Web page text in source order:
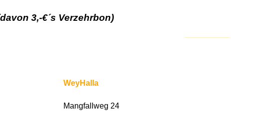
3,-€´s Verzehrbon)
WeyHalla
Mangfallweg 24